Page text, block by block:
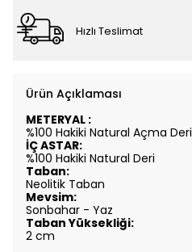
Hızlı Teslimat
Ürün Açıklaması
METERYAL :
%100 Hakiki Natural Açma Deri
İÇ ASTAR:
%100 Hakiki Natural Deri
Taban:
Neolitik Taban
Mevsim:
Sonbahar - Yaz
Taban Yüksekliği:
2 cm